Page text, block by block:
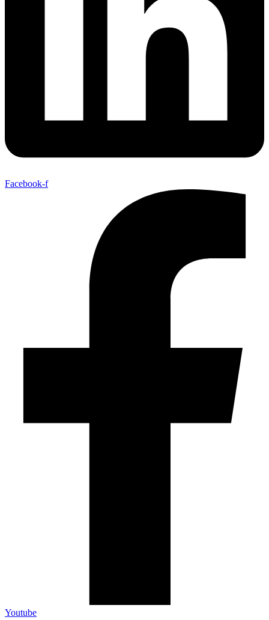
Facebook-f
Youtube